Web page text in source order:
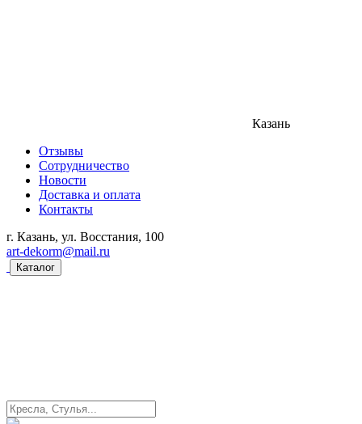
Казань
Отзывы
Сотрудничество
Новости
Доставка и оплата
Контакты
г. Казань, ул. Восстания, 100
art-dekorm@mail.ru
Каталог